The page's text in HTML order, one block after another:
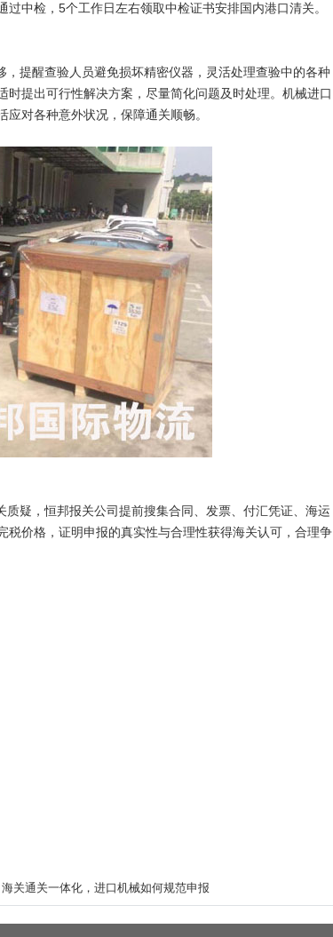
中检，5个工作日左右领取中检证书安排国内港口清关。
提醒查验人员避免损坏精密仪器，灵活处理查验中的各种
提出可行性解决方案，尽量简化问题及时处理。机械进口
对各种意外状况，保障通关顺畅。
疑，恒邦报关公司提前搜集合同、发票、付汇凭证、海运
价格，证明申报的真实性与合理性获得海关认可，合理争
海关通关一体化，进口机械如何规范申报